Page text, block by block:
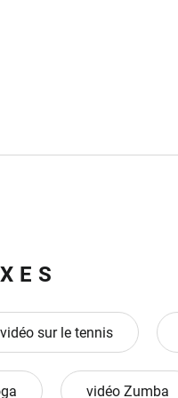
vidéo sur le tennis
vidéo Zumba